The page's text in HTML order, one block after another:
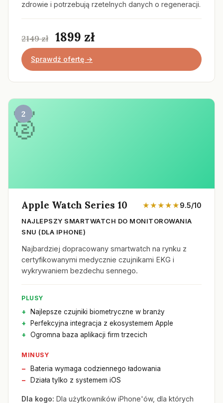
zdrowie i potrzebują rzetelnych danych o regeneracji.
2149 zł 1899 zł
Sprawdź ofertę →
2
Apple Watch Series 10 ★★★★★9.5/10
NAJLEPSZY SMARTWATCH DO MONITOROWANIA
SNU (DLA IPHONE)
Najbardziej dopracowany smartwatch na rynku z
certyfikowanymi medycznie czujnikami EKG i
wykrywaniem bezdechu sennego.
PLUSY
Najlepsze czujniki biometryczne w branży
Perfekcyjna integracja z ekosystemem Apple
Ogromna baza aplikacji firm trzecich
MINUSY
Bateria wymaga codziennego ładowania
Działa tylko z systemem iOS
Dla kogo: Dla użytkowników iPhone'ów, dla których